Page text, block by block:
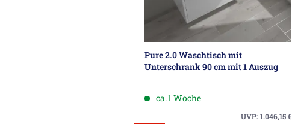
Pure 2.0 Waschtisch mit
Unterschrank 90 cm mit 1 Auszug
ca. 1 Woche
UVP:1.046,15€